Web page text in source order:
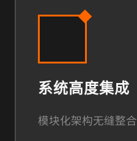
系统高度集成
模块化架构无缝整合